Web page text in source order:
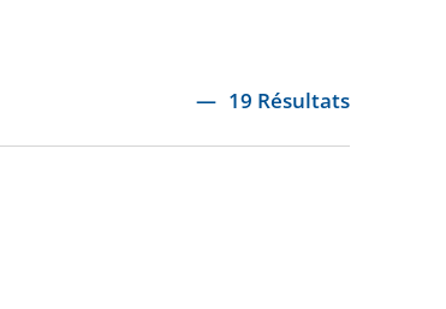
19 Résultats